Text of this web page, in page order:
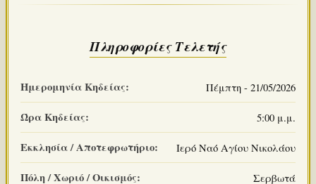
Πληροφορίες Τελετής
Ημερομηνία Κηδείας: Πέμπτη - 21/05/2026
Ώρα Κηδείας: 5:00 μ.μ.
Εκκλησία / Αποτεφρωτήριο: Ιερό Ναό Αγίου Νικολάου
Πόλη / Χωριό / Οικισμός: Σερβωτά